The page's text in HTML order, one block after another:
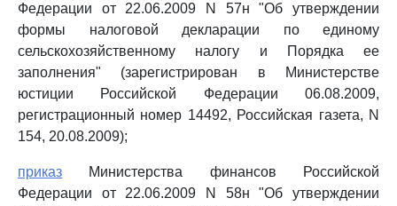
Федерации от 22.06.2009 N 57н "Об утверждении
формы налоговой декларации по единому
сельскохозяйственному налогу и Порядка ее
заполнения" (зарегистрирован в Министерстве
юстиции Российской Федерации 06.08.2009,
регистрационный номер 14492, Российская газета, N
154, 20.08.2009);
приказ Министерства финансов Российской
Федерации от 22.06.2009 N 58н "Об утверждении